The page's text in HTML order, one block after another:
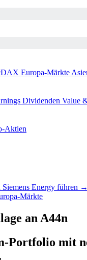
Europa-Märkte
Dividenden Value
Aktien
Energy führen →
Märkte
an A44n
Portfolio mit